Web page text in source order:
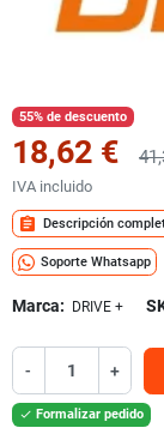
55% de descuento
18,62 €
IVA incluido
assignment Descripción
Soporte Whatsapp
Marca: DRIVE +
- +
 Formalizar pedido